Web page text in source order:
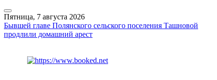
Пятница, 7 августа 2026
Бывшей главе Полянского сельского поселения Ташновой
продлили домашний арест